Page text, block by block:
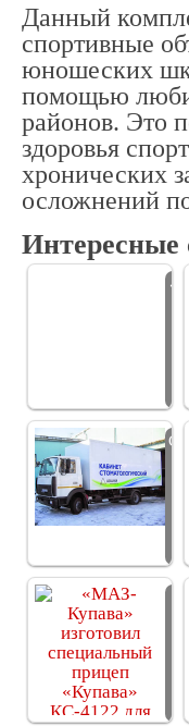
Данный
спортивные
юношеских
помощью
районов. Это
здоровья
хронических
осложнений
Интересные